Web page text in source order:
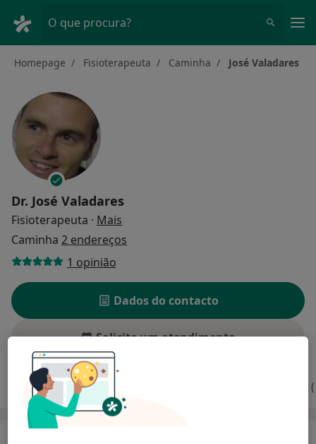
O que procura?
Homepage Fisioterapeuta Caminha José Valadares
Dr. José Valadares
Fisioterapeuta · Mais
Caminha 2 endereços
1 opinião
Dados do contacto
Solicite um atendimento
Experiência Opiniões